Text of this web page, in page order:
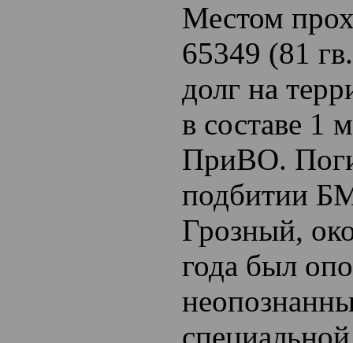
Местом
65349 (81
долг на
в составе 1
ПриВО.
подбитии
Грозный,
года был